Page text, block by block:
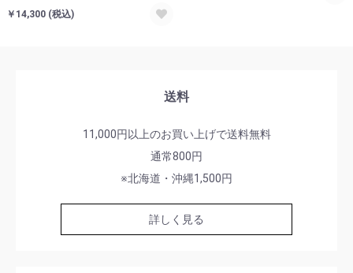
￥14,300 (税込) お買い物を続ける
送料
11,000円以上のお買い上げで送料無料
通常800円
※北海道・沖縄1,500円
詳しく見る